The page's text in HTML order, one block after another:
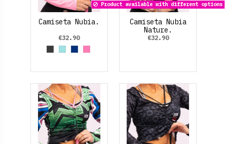
Camiseta Nubia.
€32.90
Gris Oscuro
Azul cielo
Azul Marino
Rosa claro
Product available with different options
Camiseta Nubia
Nature.
€32.90